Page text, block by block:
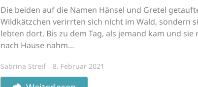
Die beiden auf die Namen Hänsel und Gretel
Wildkätzchen verirrten sich nicht im Wald, sondern
lebten dort. Bis zu dem Tag, als jemand kam und sie
nach Hause nahm…
Sabrina Streif 8. Februar 2021